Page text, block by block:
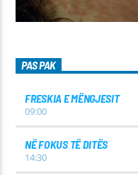
PAS PAK
FRESKIA E MËNGJESIT
09:00
NË FOKUS TË DITËS
14:30